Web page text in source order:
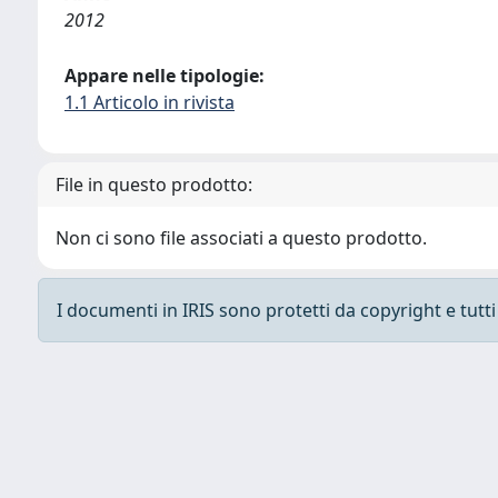
2012
Appare nelle tipologie:
1.1 Articolo in rivista
File in questo prodotto:
Non ci sono file associati a questo prodotto.
I documenti in IRIS sono protetti da copyright e